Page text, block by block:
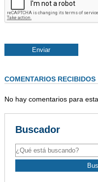
COMENTARIOS RECIBIDOS
No hay comentarios para
Buscador